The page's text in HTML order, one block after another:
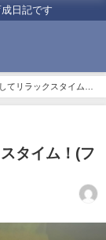
日記です
てリラックスタイム！
タイム！(フ